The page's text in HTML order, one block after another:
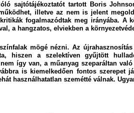
sajtótájékoztatót tartott Boris
illetve az nem is jelent
fogalmazódtak meg irányába.
a hangzatos, elviekben a
mögé nézni. Az
hiszen a szelektíven gyűjtött
így van, a műanyag szeparáltan
is kiemelkedően fontos
használhatatlan szemétté válnak.